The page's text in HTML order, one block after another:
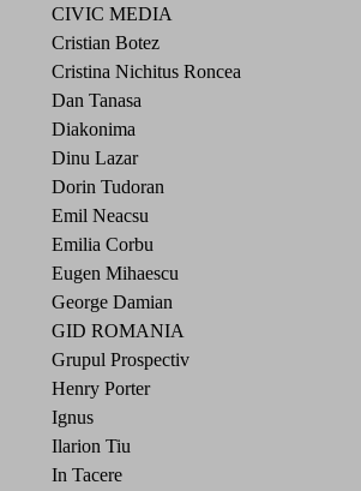
CIVIC MEDIA
Cristian Botez
Cristina Nichitus Roncea
Dan Tanasa
Diakonima
Dinu Lazar
Dorin Tudoran
Emil Neacsu
Emilia Corbu
Eugen Mihaescu
George Damian
GID ROMANIA
Grupul Prospectiv
Henry Porter
Ignus
Ilarion Tiu
In Tacere